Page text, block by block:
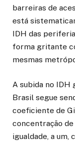
barreiras de
está
IDH das
forma gritante
mesmas
A subida no IDH
Brasil segue
coeficiente de
concentração
igualdade, a um,